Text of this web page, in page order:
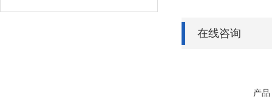
在线咨询
产品